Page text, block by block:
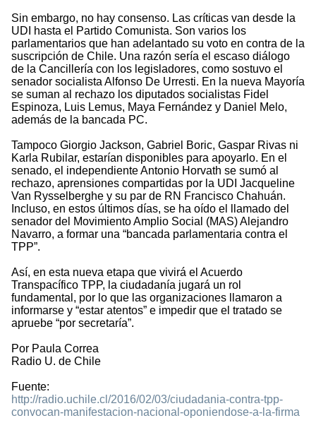
Sin embargo, no hay consenso. Las críticas van desde la
UDI hasta el Partido Comunista. Son varios los
parlamentarios que han adelantado su voto en contra de la
suscripción de Chile. Una razón sería el escaso diálogo
de la Cancillería con los legisladores, como sostuvo el
senador socialista Alfonso De Urresti. En la nueva Mayoría
se suman al rechazo los diputados socialistas Fidel
Espinoza, Luis Lemus, Maya Fernández y Daniel Melo,
además de la bancada PC.
Tampoco Giorgio Jackson, Gabriel Boric, Gaspar Rivas ni
Karla Rubilar, estarían disponibles para apoyarlo. En el
senado, el independiente Antonio Horvath se sumó al
rechazo, aprensiones compartidas por la UDI Jacqueline
Van Rysselberghe y su par de RN Francisco Chahuán.
Incluso, en estos últimos días, se ha oído el llamado del
senador del Movimiento Amplio Social (MAS) Alejandro
Navarro, a formar una “bancada parlamentaria contra el
TPP”.
Así, en esta nueva etapa que vivirá el Acuerdo
Transpacífico TPP, la ciudadanía jugará un rol
fundamental, por lo que las organizaciones llamaron a
informarse y “estar atentos” e impedir que el tratado se
apruebe “por secretaría”.
Por Paula Correa
Radio U. de Chile
Fuente:
http://radio.uchile.cl/2016/02/03/ciudadania-contra-tpp-
convocan-manifestacion-nacional-oponiendose-a-la-firma